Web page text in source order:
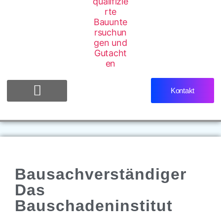
Kontakt
Bausachverständiger
Das
Bauschadeninstitut